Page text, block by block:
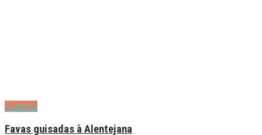
Cozinha
Favas guisadas à Alentejana